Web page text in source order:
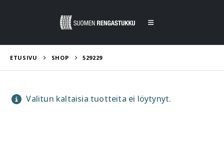
ETUSIVU SHOP 529229
Valitun kaltaisia tuotteita ei löytynyt.